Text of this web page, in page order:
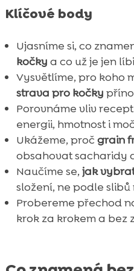
Purrfect Life
pro kontrolu
hrudkování
Závěr
 FAQ
Klíčové body
Ujasníme si, co
kočky a co už je jen
Vysvětlíme, pro koho
strava pro kočky
Porovnáme vliv
energii, hmotnost i
Ukážeme, proč grain
obsahovat sacharidy
Naučíme se, jak
složení, ne podle
Probereme přechod
krok za krokem a bez